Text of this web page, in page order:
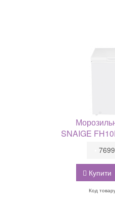
SNAIGE
Купити
Код